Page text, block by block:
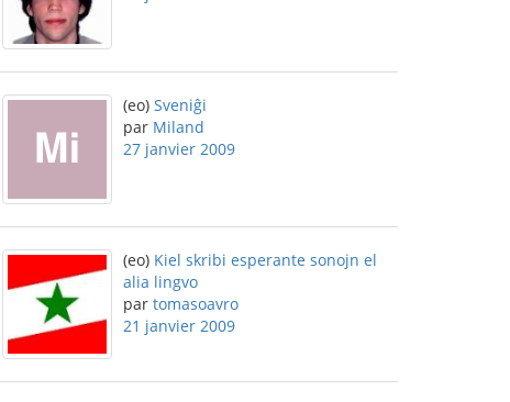
(eo) Sveniĝi
par Miland
27 janvier 2009
(eo) Kiel skribi esperante sonojn el
alia lingvo
par tomasoavro
21 janvier 2009